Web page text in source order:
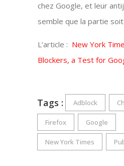
chez Google, et leur
semble que la partie soit
L’article : New York
Blockers, a Test for
Tags : Adblock
Firefox Google
New York Times